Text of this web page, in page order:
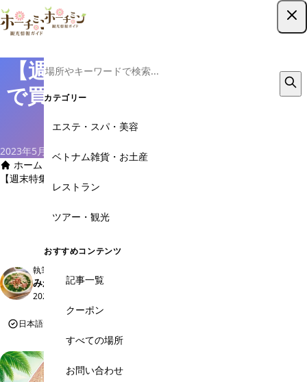
カテゴリー
エステ・スパ・美容
ベトナム雑貨・お土産
レストラン
ツアー・観光
おすすめコンテンツ
記事一覧
クーポン
すべての場所
お問い合わせ
【週末特集】タオディエン地区
で買い物ついでにアイス食べ歩
2023年5月16日 by みかん
ホーム
基本情報 › インスタグラムから見るベトナム
【週末特集】タオディエン地区で買い物ついでにアイス食べ歩き
SHARE
執筆
みかん
2020年10月2日 公開
日本語で安心予約